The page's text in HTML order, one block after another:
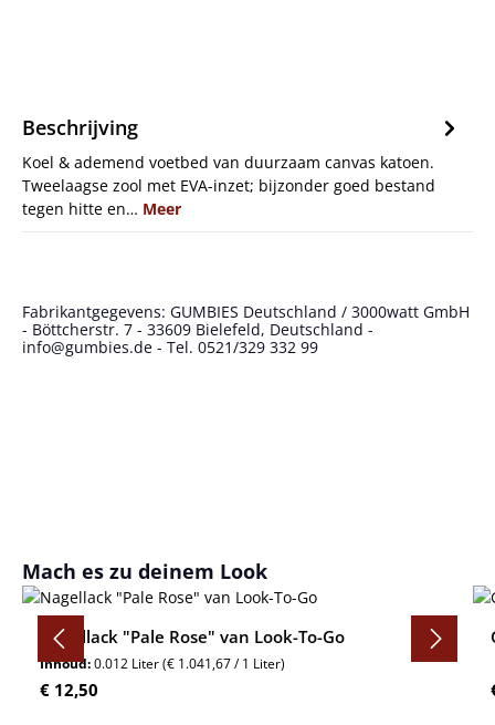
Beschrijving
Koel & ademend voetbed van duurzaam canvas katoen.
Tweelaagse zool met EVA-inzet; bijzonder goed bestand
tegen hitte en… Meer
Fabrikantgegevens: GUMBIES Deutschland / 3000watt GmbH
- Böttcherstr. 7 - 33609 Bielefeld, Deutschland -
info@gumbies.de - Tel. 0521/329 332 99
Productgalerij overslaan
Mach es zu deinem Look
Nagellack "Pale Rose" van Look-To-Go
Inhoud:0.012 Liter(€ 1.041,67 / 1 Liter)
Normale prijs:
€ 12,50